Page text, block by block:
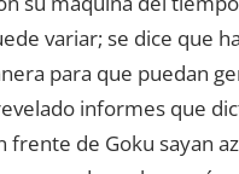
variar; se dice que
para que puedan
informes que
frente de Goku sayan